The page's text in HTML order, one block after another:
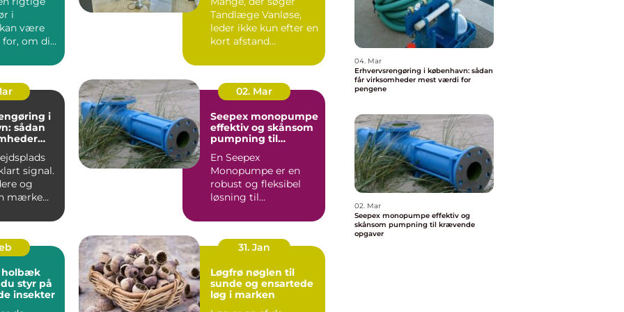
i
være
for, om dit
Tandlæge Vanløse,
leder ikke kun efter en
kort afstand
også have ...
i
sådan
signal.
og
mærke
02. Mar
Seepex monopumpe
effektiv og skånsom
pumpning til
En Seepex
Monopumpe er en
robust og fleksibel
løsning til
arbejder med
tyktflydend...
styr på
insekter
31. Jan
Løgfrø nøglen til
sunde og ensartede
løg i marken
04. Mar
Erhvervsrengøring i københavn: sådan
får virksomheder mest værdi for
pengene
02. Mar
Seepex monopumpe effektiv og
skånsom pumpning til krævende
opgaver